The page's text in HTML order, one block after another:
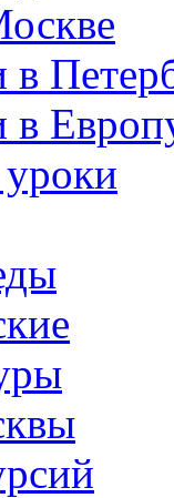
в
в